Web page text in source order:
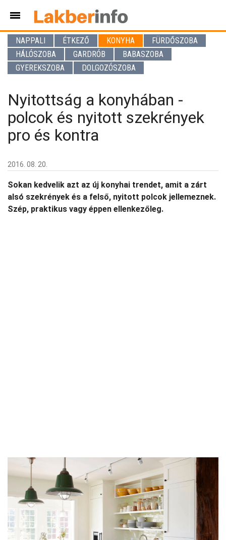
NAPPALI ÉTKEZŐ KONYHA
FÜRDŐSZOBA
HÁLÓSZOBA
GARDRÓB
BABASZOBA
GYEREKSZOBA
DOLGOZÓSZOBA
Nyitottság a konyhában -
polcok és nyitott szekrények
pro és kontra
2016. 08. 20.
Sokan kedvelik azt az új konyhai trendet, amit a zárt
alsó szekrények és a felső, nyitott polcok jellemeznek.
Szép, praktikus vagy éppen ellenkezőleg.